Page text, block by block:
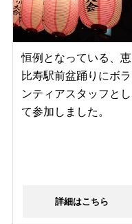
恒例となっている、恵
比寿駅前盆踊りにボラ
ンティアスタッフとし
て参加しました。
詳細はこちら